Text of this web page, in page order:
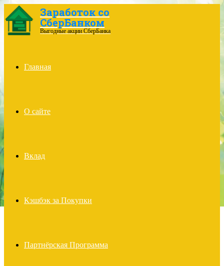
Menu
Заработок со
СберБанком
Выгодные акции СберБанка
Главная
О сайте
Вклад
Кэшбэк за Покупки
Партнёрская Программа